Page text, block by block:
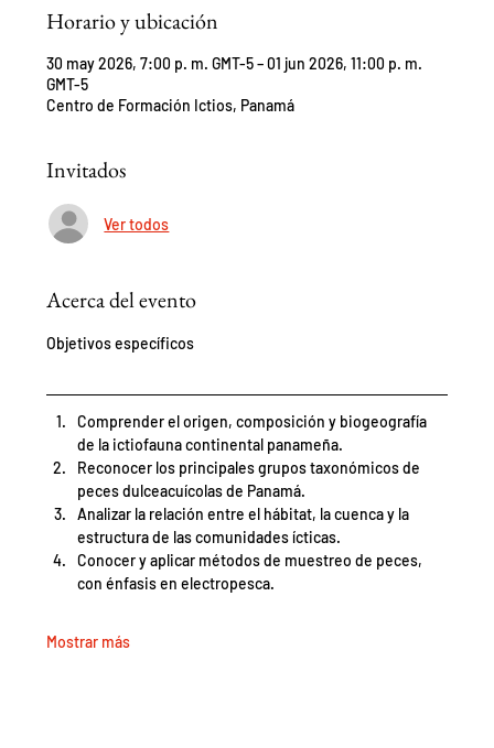
Horario y ubicación
30 may 2026, 7:00 p. m. GMT-5 – 01 jun 2026, 11:00 p. m.
GMT-5
Centro de Formación Ictios, Panamá
Invitados
Ver todos
Acerca del evento
Objetivos específicos
Comprender el origen, composición y biogeografía
de la ictiofauna continental panameña.
Reconocer los principales grupos taxonómicos de
peces dulceacuícolas de Panamá.
Analizar la relación entre el hábitat, la cuenca y la
estructura de las comunidades ícticas.
Conocer y aplicar métodos de muestreo de peces,
con énfasis en electropesca.
Mostrar más